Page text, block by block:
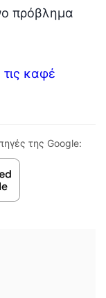
πρόβλημα
καφέ
της Google: